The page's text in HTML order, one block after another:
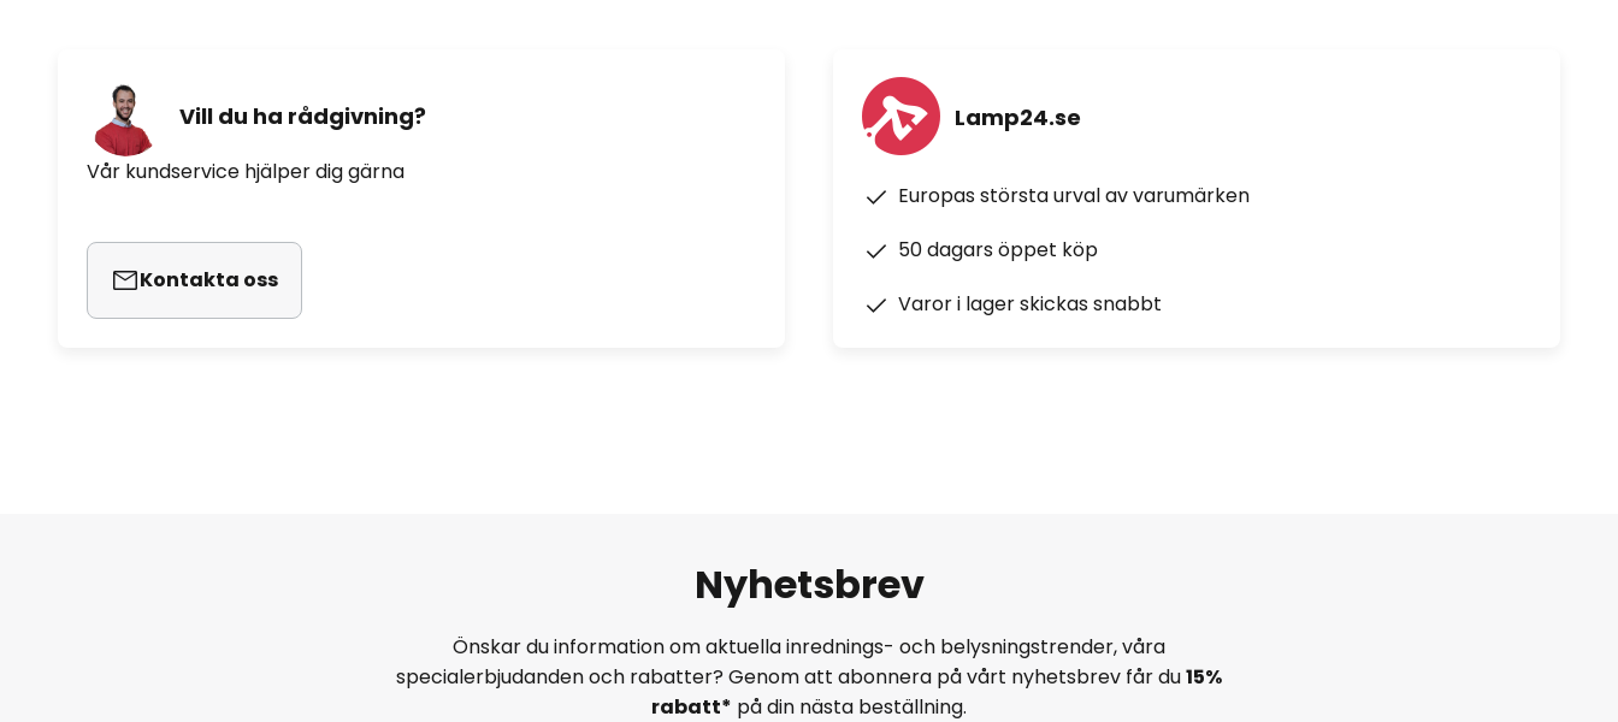
- 16 miljoner färger
- Bluetooth-räckvidd inomhus ca 10 m
Särskilda egenskaper/kompatibilitet:
- Kan styras med Hue-dimmer (se tillbehör)
- dimbar via app, röstkommando och dimmer
- Intelligent ljusstyrning Alternativ a: ZigBee-integrering via
Vill du ha rådgivning?
Vår kundservice hjälper dig gärna
Kontakta oss
Lamp24.se
Europas största urval av varumärken
50 dagars öppet köp
Varor i lager skickas snabbt
Nyhetsbrev
Önskar du information om aktuella inrednings- och belysningstrender, våra
specialerbjudanden och rabatter? Genom att abonnera på vårt nyhetsbrev får du15%
rabatt* på din nästa beställning.